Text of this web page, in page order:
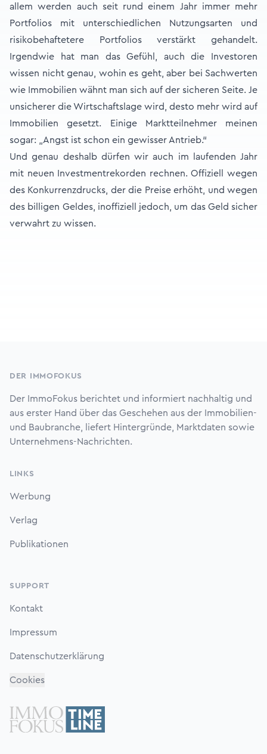
allem werden auch seit rund einem Jahr immer mehr
Portfolios mit unterschiedlichen Nutzungsarten und
risikobehaftetere Portfolios verstärkt gehandelt.
Irgendwie hat man das Gefühl, auch die Investoren
wissen nicht genau, wohin es geht, aber bei Sachwerten
wie Immobilien wähnt man sich auf der sicheren Seite. Je
unsicherer die Wirtschaftslage wird, desto mehr wird auf
Immobilien gesetzt. Einige Marktteilnehmer meinen
sogar: „Angst ist schon ein gewisser Antrieb.“
Und genau deshalb dürfen wir auch im laufenden Jahr
mit neuen Investmentrekorden rechnen. Offiziell wegen
des Konkurrenzdrucks, der die Preise erhöht, und wegen
des billigen Geldes, inoffiziell jedoch, um das Geld sicher
verwahrt zu wissen.
DER IMMOFOKUS
Der ImmoFokus berichtet und informiert nachhaltig und
aus erster Hand über das Geschehen aus der Immobilien-
und Baubranche, liefert Hintergründe, Marktdaten sowie
Unternehmens-Nachrichten.
LINKS
Werbung
Verlag
Publikationen
SUPPORT
Kontakt
Impressum
Datenschutzerklärung
Cookies